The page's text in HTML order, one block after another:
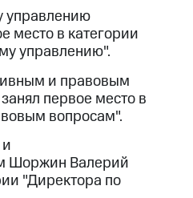
управлению
место в категории
управлению".
и правовым
первое место в
вопросам".
Шоржин Валерий
"Директора по